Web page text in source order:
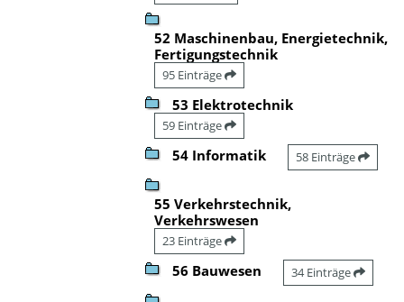
52 Maschinenbau, Energietechnik,
Fertigungstechnik
95 Einträge
53 Elektrotechnik
59 Einträge
54 Informatik 58 Einträge
55 Verkehrstechnik,
Verkehrswesen
23 Einträge
56 Bauwesen 34 Einträge